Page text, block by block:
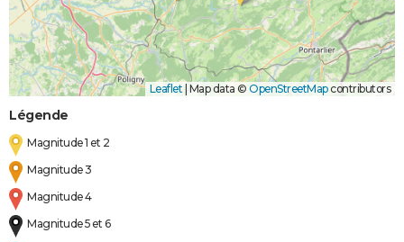
Leaflet | Map data © OpenStreetMapcontributors
Légende
Magnitude 1 et 2
Magnitude 3
Magnitude 4
Magnitude 5 et 6